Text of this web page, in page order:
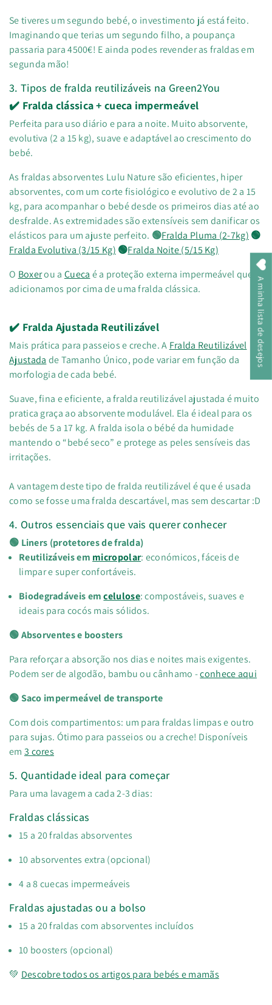
Se tiveres um segundo bebé, o investimento já está feito.
Imaginando que terias um segundo filho, a poupança
passaria para 4500€! E ainda podes revender as fraldas em
segunda mão!
3. Tipos de fralda reutilizáveis na Green2You
✔️ Fralda clássica + cueca impermeável
Perfeita para uso diário e para a noite. Muito absorvente,
evolutiva (2 a 15 kg), suave e adaptável ao crescimento do
bebé.
As fraldas absorventes Lulu Nature são eficientes, hiper
absorventes, com um corte fisiológico e evolutivo de 2 a 15
kg, para acompanhar o bebé desde os primeiros dias até ao
desfralde. As extremidades são extensíveis sem danificar os
elásticos para um ajuste perfeito. 🟢Fralda Pluma (2-7kg) 🟢
Fralda Evolutiva (3/15 Kg) 🟢Fralda Noite (5/15 Kg)
O Boxerou a Cueca é a proteção externa impermeável que
adicionamos por cima de uma fralda clássica.
✔️ Fralda Ajustada Reutilizável
Mais prática para passeios e creche.A Fralda Reutilizável
Ajustada de Tamanho Único, pode variar em função da
morfologia de cada bebé.
Suave, fina e eficiente, a fralda reutilizável ajustada é muito
pratica graça ao absorvente modulável. Ela é ideal para os
bebés de 5 a 17 kg. A fralda isola o bébé da humidade
mantendo o “bebé seco” e protege as peles sensíveis das
irritações.
A vantagem deste tipo de fralda reutilizável é que é usada
como se fosse uma fralda descartável, mas sem descartar :D
4. Outros essenciais que vais querer conhecer
🟢 Liners (protetores de fralda)
Reutilizáveis em micropolar: económicos, fáceis de
limpar e super confortáveis.
Biodegradáveis emcelulose: compostáveis, suaves e
ideais para cocós mais sólidos.
🟢 Absorventes e boosters
Para reforçar a absorção nos dias e noites mais exigentes.
Podem ser de algodão, bambu ou cânhamo -conhece aqui
🟢 Saco impermeável de transporte
Com dois compartimentos: um para fraldas limpas e outro
para sujas. Ótimo para passeios ou a creche! Disponíveis
em 3 cores
5. Quantidade ideal para começar
Para uma lavagem a cada 2-3 dias:
Fraldas clássicas
15 a 20 fraldas absorventes
10 absorventes extra (opcional)
4 a 8 cuecas impermeáveis
Fraldas ajustadas ou a bolso
15 a 20 fraldas com absorventes incluídos
10 boosters (opcional)
💚 Descobre todos os artigos para bebés e mamãs
A minha lista de desejos